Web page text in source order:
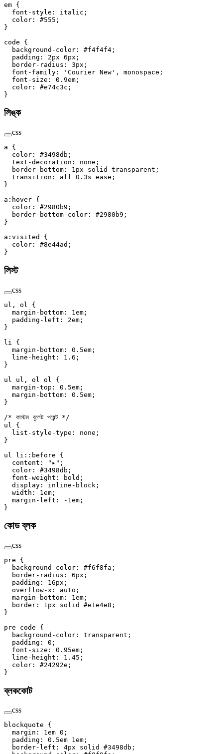
em {
  font-style
: italic ;
  color
: #555 ;
}
code {
  background-color
: #f4f4f4 ;
  padding
: 2px 6px ;
  border-radius
: 3px ;
  font-family
: 'Courier New' , monospace ;
  font-size
: 0.9em ;
  color
: #e74c3c ;
}
লিঙ্ক
css
a {
  color
: #3498db ;
  text-decoration
: none ;
  border-bottom
: 1px solid transparent ;
  transition
: all 0.3s ease ;
}
a :hover {
  color
: #2980b9 ;
  border-bottom-color
: #2980b9 ;
}
a :visited
{
  color
: #8e44ad ;
}
লিস্ট
css
ul , ol
{
  margin-bottom
: 1 em ;
  padding-left
: 2em ;
}
li
{
  margin-bottom
: 0.5em ;
  line-height
: 1.6 ;
}
ul
ul , ol ol
{
  margin-top
: 0.5em ;
  margin-bottom
: 0.5em ;
}
/* কাস্টম বুলেট পয়েন্ট */
ul
{
  list-style-type
: none ;
}
ul
li ::before {
  content
: "▸" ;
  color
: #3498db ;
  font-weight
: bold ;
  display
: inline-block ;
  width
: 1 em ;
  margin-left
: -1 em ;
}
কোড ব্লক
css
pre {
  background-color
: #f6f8fa ;
  border-radius
: 6px ;
  padding
: 16px ;
  overflow-x
: auto ;
  margin-bottom
: 1em ;
  border
: 1px solid #e1e4e8 ;
}
pre code {
  background-color
: transparent ;
  padding
: 0 ;
  font-size
: 0.95em ;
  line-height
: 1.45 ;
  color
: #24292e ;
}
ব্লককোট
css
blockquote {
  margin
: 1em 0 ;
  padding
: 0.5em 1em ;
  border-left
: 4px solid #3498db ;